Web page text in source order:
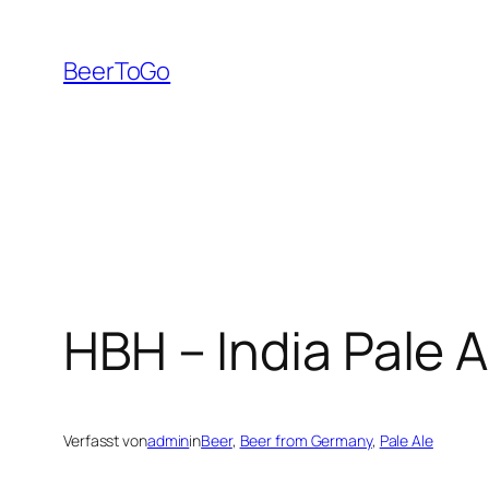
Inhalt
springen
BeerToGo
HBH – India Pale
Verfasst vonadmininBeer, Beer from Germany, Pale Ale